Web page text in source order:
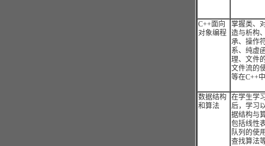
C++面向
对象编程
掌握类、
造与析构
承、操作
系、纯虚
理、文件
文件流的
等在C++
数据结构
和算法
在学生学
后，学习
据结构与
包括线性
队列的使
查找算法